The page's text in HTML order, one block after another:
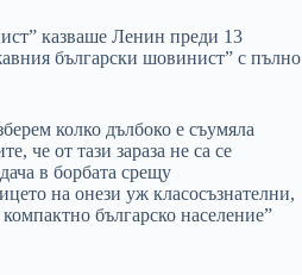
казваше Ленин преди 13
български шовинист” с пълно
колко дълбоко е съумяла
че от тази зараза не са се
в борбата срещу
на онези уж класосъзнателни,
българско население”